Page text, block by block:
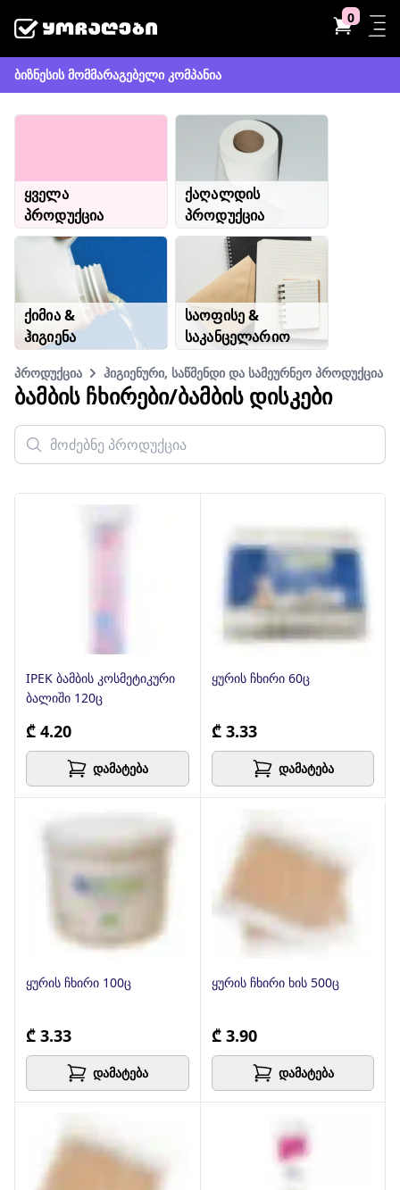
0
ბიზნესის მომმარაგებელი კომპანია
ყველა
პროდუქცია
ქაღალდის
პროდუქცია
ქიმია &
ჰიგიენა
საოფისე &
საკანცელარიო
პროდუქცია ჰიგიენური, საწმენდი და სამეურნეო პროდუქცია
ᲑᲐᲛᲑᲘᲡ ᲩᲮᲘᲠᲔᲑᲘ/ᲑᲐᲛᲑᲘᲡ ᲓᲘᲡᲙᲔᲑᲘ
IPEK ბამბის კოსმეტიკური
ბალიში 120ც
₾ 4.20
დამატება
ყურის ჩხირი 60ც
₾ 3.33
დამატება
ყურის ჩხირი 100ც
₾ 3.33
დამატება
ყურის ჩხირი ხის 500ც
₾ 3.90
დამატება